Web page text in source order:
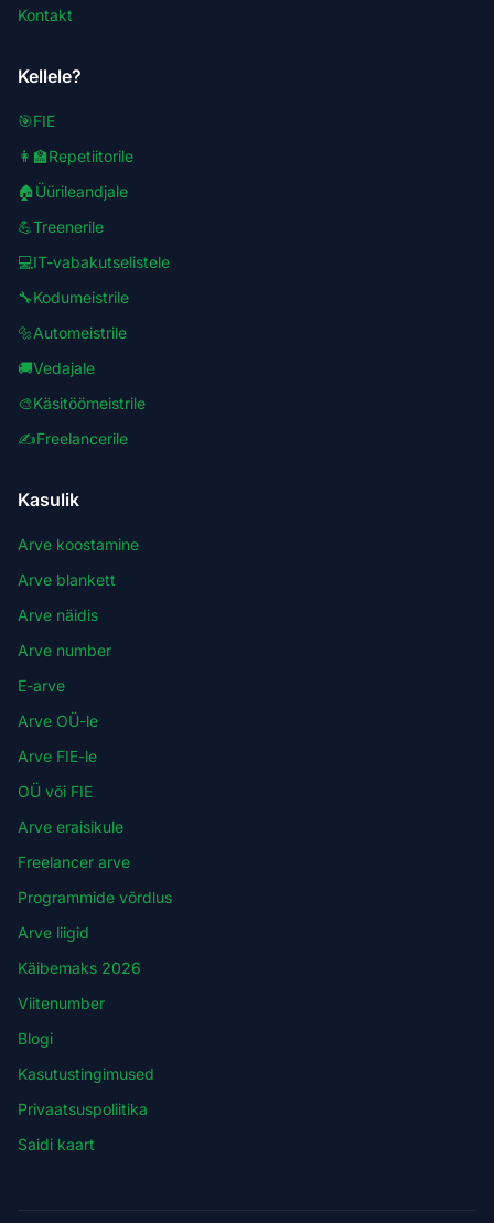
Kontakt
Kellele?
🎯FIE
👩‍🏫Repetiitorile
🏠Üürileandjale
💪Treenerile
💻IT-vabakutselistele
🔧Kodumeistrile
🔩Automeistrile
🚚Vedajale
🎨Käsitöömeistrile
✍️Freelancerile
Kasulik
Arve koostamine
Arve blankett
Arve näidis
Arve number
E-arve
Arve OÜ-le
Arve FIE-le
OÜ või FIE
Arve eraisikule
Freelancer arve
Programmide võrdlus
Arve liigid
Käibemaks 2026
Viitenumber
Blogi
Kasutustingimused
Privaatsuspoliitika
Saidi kaart